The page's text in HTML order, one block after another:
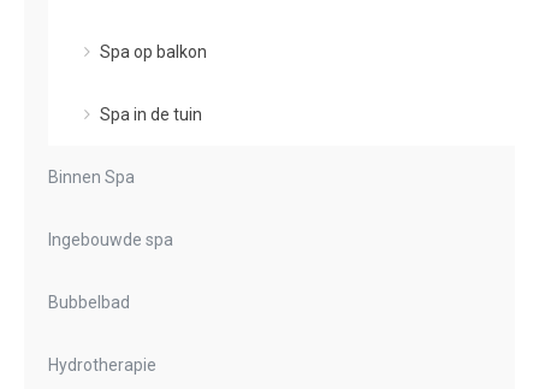
Spa op balkon
Spa in de tuin
Binnen Spa
Ingebouwde spa
Bubbelbad
Hydrotherapie